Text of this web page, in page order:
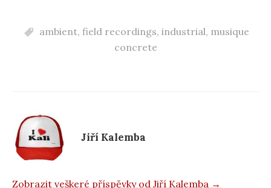
c
k
ambient, field recordings, industrial, musique
concrete
Jiří Kalemba
Zobrazit veškeré příspěvky od Jiří Kalemba →